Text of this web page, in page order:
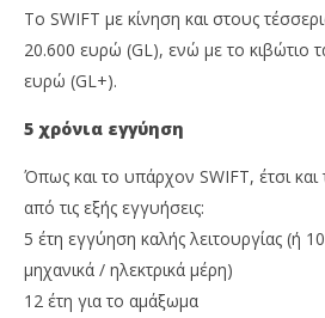
Το SWIFT με κίνηση και στους
20.600 ευρώ (GL), ενώ με το κιβώτιο
ευρώ (GL+).
5 χρόνια εγγύηση
Όπως και το υπάρχον SWIFT, έτσι
από τις εξής εγγυήσεις:
5 έτη εγγύηση καλής λειτουργίας (ή
μηχανικά / ηλεκτρικά μέρη)
12 έτη για το αμάξωμα